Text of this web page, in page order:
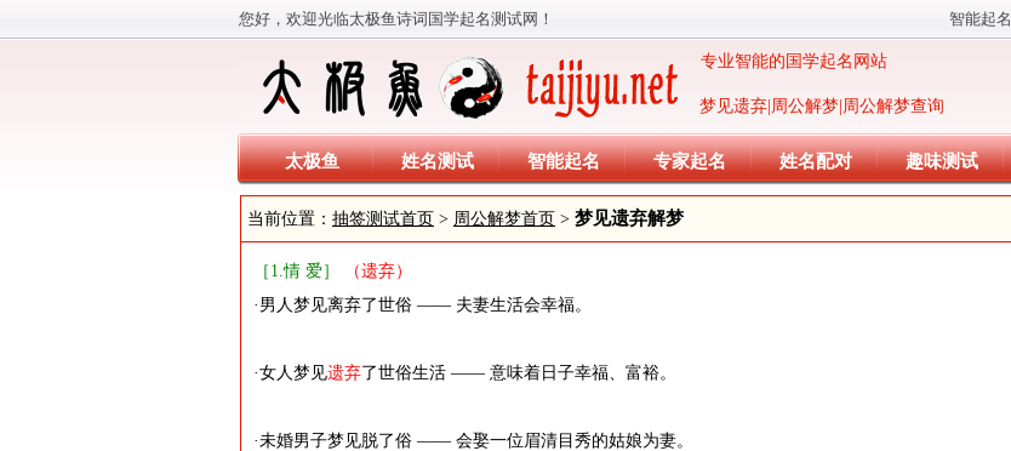
智能起名
您好，欢迎光临太极鱼诗词国学起名测试网！
梦见遗弃|周公解梦|周公解梦查询
专业智能的国学起名网站
太极鱼 姓名测试 智能起名 专家起名 姓名配对 趣味测试
当前位置： 抽签测试首页 > 周公解梦首页 > 梦见遗弃解梦
［1.情 爱］
（遗弃）
·男人梦见离弃了世俗 —— 夫妻生活会幸福。
·女人梦见遗弃了世俗生活 —— 意味着日子幸福、富裕。
·未婚男子梦见脱了俗 —— 会娶一位眉清目秀的姑娘为妻。